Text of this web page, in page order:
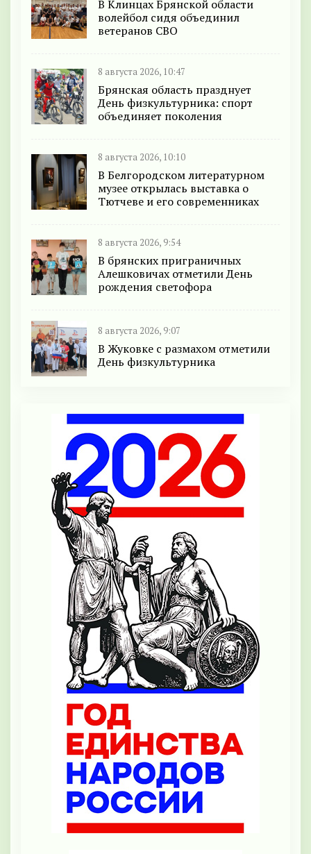
В Клинцах Брянской области
волейбол сидя объединил
ветеранов СВО
8 августа 2026, 10:47
Брянская область празднует
День физкультурника: спорт
объединяет поколения
8 августа 2026, 10:10
В Белгородском литературном
музее открылась выставка о
Тютчеве и его современниках
8 августа 2026, 9:54
В брянских приграничных
Алешковичах отметили День
рождения светофора
8 августа 2026, 9:07
В Жуковке с размахом отметили
День физкультурника